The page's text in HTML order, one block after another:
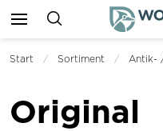
Start Sortiment Antik-
Original